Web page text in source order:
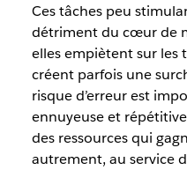
Ces tâches peu
détriment du cœur de
elles empiètent sur les
créent parfois une
risque d’erreur est
ennuyeuse et
des ressources qui
autrement, au service